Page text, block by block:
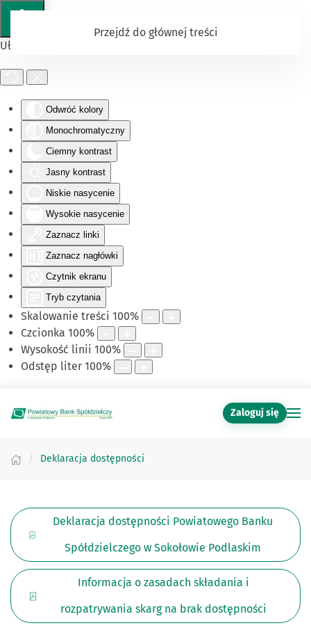
Ułatwienia dostępu
Odwróć kolory
Monochromatyczny
Ciemny kontrast
Jasny kontrast
Niskie nasycenie
Wysokie nasycenie
Zaznacz linki
Zaznacz nagłówki
Czytnik ekranu
Tryb czytania
Skalowanie treści 100%
Czcionka 100%
Wysokość linii 100%
Odstęp liter 100%
Przejdź do głównej treści
Zaloguj się
Deklaracja dostępności
Deklaracja dostępności Powiatowego Banku
Spółdzielczego w Sokołowie Podlaskim
Informacja o zasadach składania i
rozpatrywania skarg na brak dostępności